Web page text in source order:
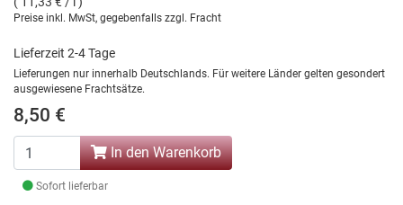
Preise inkl. MwSt, gegebenfalls zzgl. Fracht
Lieferzeit 2-4 Tage
Lieferungen nur innerhalb Deutschlands. Für weitere Länder gelten gesondert
ausgewiesene Frachtsätze.
8,50 €
In den Warenkorb
Sofort lieferbar